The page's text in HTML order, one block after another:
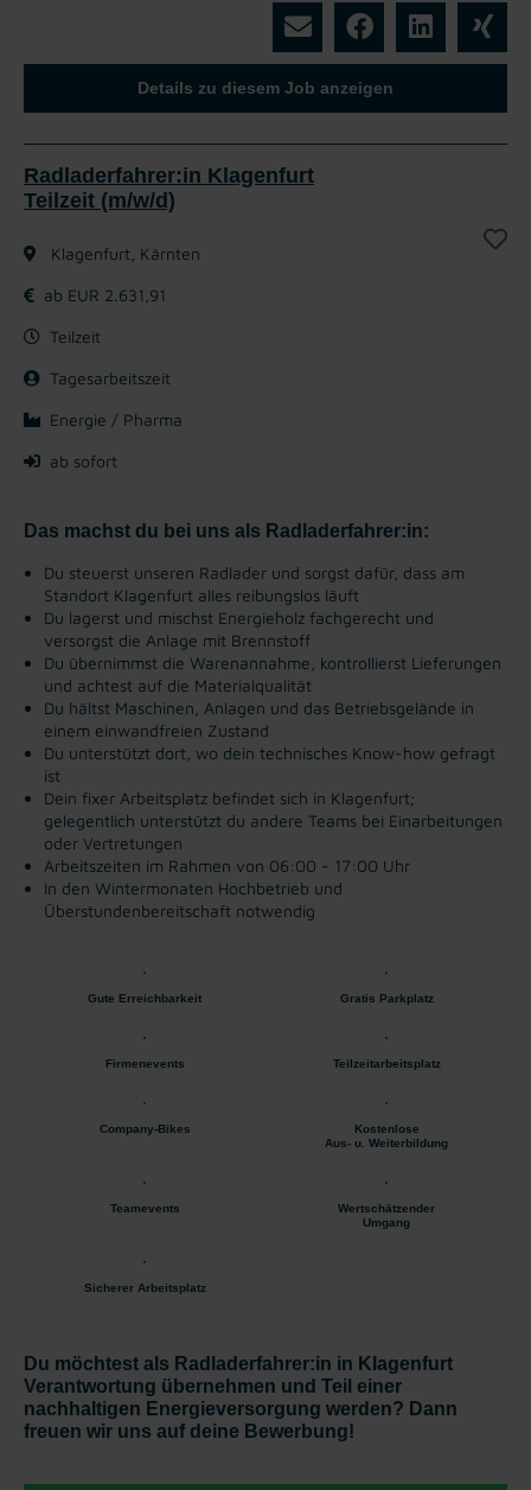
Details zu diesem Job anzeigen
Radladerfahrer:in Klagenfurt
Teilzeit (m/w/d)
Klagenfurt, Kärnten
ab EUR 2.631,91
Teilzeit
Tagesarbeitszeit
Energie / Pharma
ab sofort
Das machst du bei uns als Radladerfahrer:in:
Du steuerst unseren Radlader und sorgst dafür, dass am
Standort Klagenfurt alles reibungslos läuft
Du lagerst und mischst Energieholz fachgerecht und
versorgst die Anlage mit Brennstoff
Du übernimmst die Warenannahme, kontrollierst Lieferungen
und achtest auf die Materialqualität
Du hältst Maschinen, Anlagen und das Betriebsgelände in
einem einwandfreien Zustand
Du unterstützt dort, wo dein technisches Know-how gefragt
ist
Dein fixer Arbeitsplatz befindet sich in Klagenfurt;
gelegentlich unterstützt du andere Teams bei Einarbeitungen
oder Vertretungen
Arbeitszeiten im Rahmen von 06:00 - 17:00 Uhr
In den Wintermonaten Hochbetrieb und
Überstundenbereitschaft notwendig
Gute Erreichbarkeit Gratis Parkplatz
Firmenevents Teilzeitarbeitsplatz
Company-Bikes
Kostenlose
Aus- u. Weiterbildung
Teamevents
Wertschätzender
Umgang
Sicherer Arbeitsplatz
Du möchtest als Radladerfahrer:in in Klagenfurt
Verantwortung übernehmen und Teil einer
nachhaltigen Energieversorgung werden? Dann
freuen wir uns auf deine Bewerbung!